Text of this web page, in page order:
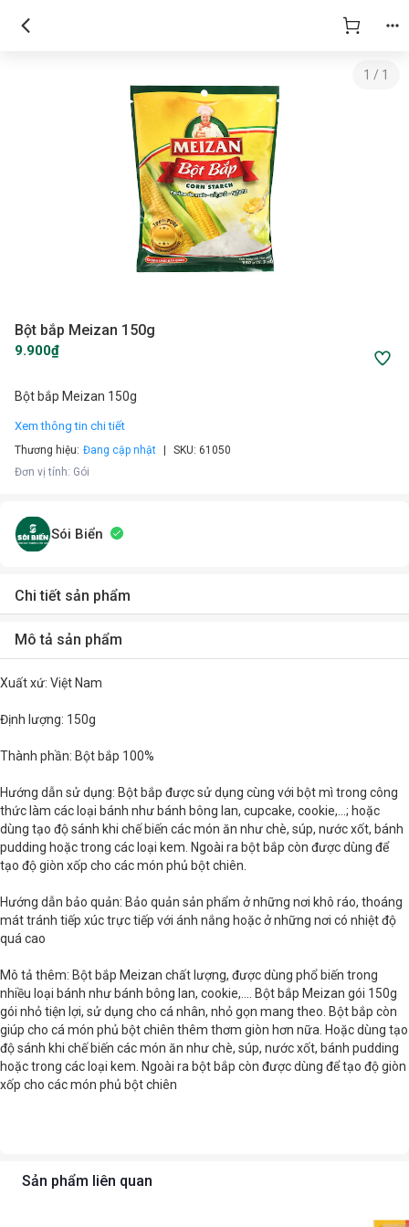
1 / 1
Bột bắp Meizan 150g
9.900₫
Bột bắp Meizan 150g
Xem thông tin chi tiết
Thương hiệu: Đang cập nhật SKU: 61050
Đơn vị tính: Gói
Sói Biển
Chi tiết sản phẩm
Mô tả sản phẩm
Xuất xứ: Việt Nam
Định lượng: 150g
Thành phần: Bột bắp 100%
Hướng dẫn sử dụng: Bột bắp được sử dụng cùng với bột mì trong công
thức làm các loại bánh như bánh bông lan, cupcake, cookie,...; hoặc
dùng tạo độ sánh khi chế biến các món ăn như chè, súp, nước xốt, bánh
pudding hoặc trong các loại kem. Ngoài ra bột bắp còn được dùng để
tạo độ giòn xốp cho các món phủ bột chiên.
Hướng dẫn bảo quản: Bảo quản sản phẩm ở những nơi khô ráo, thoáng
mát tránh tiếp xúc trực tiếp với ánh nắng hoặc ở những nơi có nhiệt độ
quá cao
Mô tả thêm: Bột bắp Meizan chất lượng, được dùng phổ biến trong
nhiều loại bánh như bánh bông lan, cookie,.... Bột bắp Meizan gói 150g
gói nhỏ tiện lợi, sử dụng cho cá nhân, nhỏ gọn mang theo. Bột bắp còn
giúp cho cá món phủ bột chiên thêm thơm giòn hơn nữa. Hoặc dùng tạo
độ sánh khi chế biến các món ăn như chè, súp, nước xốt, bánh pudding
hoặc trong các loại kem. Ngoài ra bột bắp còn được dùng để tạo độ giòn
xốp cho các món phủ bột chiên
Sản phẩm liên quan